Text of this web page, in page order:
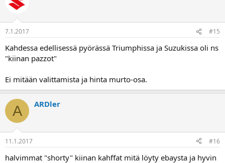
7.1.2017 #15
Kahdessa edellisessä pyörässä Triumphissa ja Suzukissa oli ns
"kiinan pazzot"
Ei mitään valittamista ja hinta murto-osa.
A ARDler
11.1.2017 #16
halvimmat "shorty" kiinan kahffat mitä löyty ebaysta ja hyvin